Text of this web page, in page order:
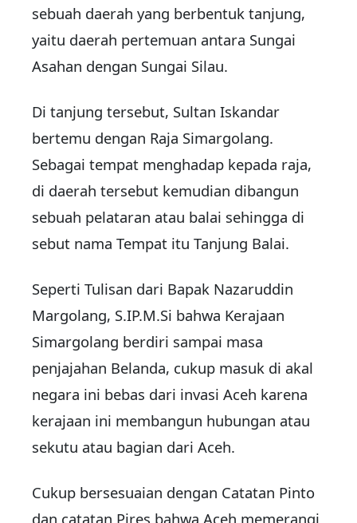
sebuah daerah yang berbentuk tanjung,
yaitu daerah pertemuan antara Sungai
Asahan dengan Sungai Silau.
Di tanjung tersebut, Sultan Iskandar
bertemu dengan Raja Simargolang.
Sebagai tempat menghadap kepada raja,
di daerah tersebut kemudian dibangun
sebuah pelataran atau balai sehingga di
sebut nama Tempat itu Tanjung Balai.
Seperti Tulisan dari Bapak Nazaruddin
Margolang, S.IP.M.Si bahwa Kerajaan
Simargolang berdiri sampai masa
penjajahan Belanda, cukup masuk di akal
negara ini bebas dari invasi Aceh karena
kerajaan ini membangun hubungan atau
sekutu atau bagian dari Aceh.
Cukup bersesuaian dengan Catatan Pinto
dan catatan Pires bahwa Aceh memerangi